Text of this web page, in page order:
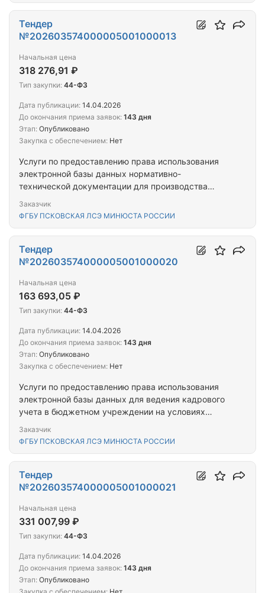
Услуги по предоставлению права использования
электронной базы данных нормативно-
технической документации для производства
Заказчик
ФГБУ ПСКОВСКАЯ ЛСЭ МИНЮСТА РОССИИ
Тендер
№202603574000005001000013
Начальная цена
318 276,91 ₽
Тип закупки: 44-ФЗ
Дата публикации: 14.04.2026
До окончания приема заявок: 143 дня
Этап: Опубликовано
Закупка с обеспечением: Нет
Услуги по предоставлению права использования
электронной базы данных для ведения кадрового
учета в бюджетном учреждении на условиях
Заказчик
ФГБУ ПСКОВСКАЯ ЛСЭ МИНЮСТА РОССИИ
Тендер
№202603574000005001000020
Начальная цена
163 693,05 ₽
Тип закупки: 44-ФЗ
Дата публикации: 14.04.2026
До окончания приема заявок: 143 дня
Этап: Опубликовано
Закупка с обеспечением: Нет
Тендер
№202603574000005001000021
Начальная цена
331 007,99 ₽
Тип закупки: 44-ФЗ
Дата публикации: 14.04.2026
До окончания приема заявок: 143 дня
Этап: Опубликовано